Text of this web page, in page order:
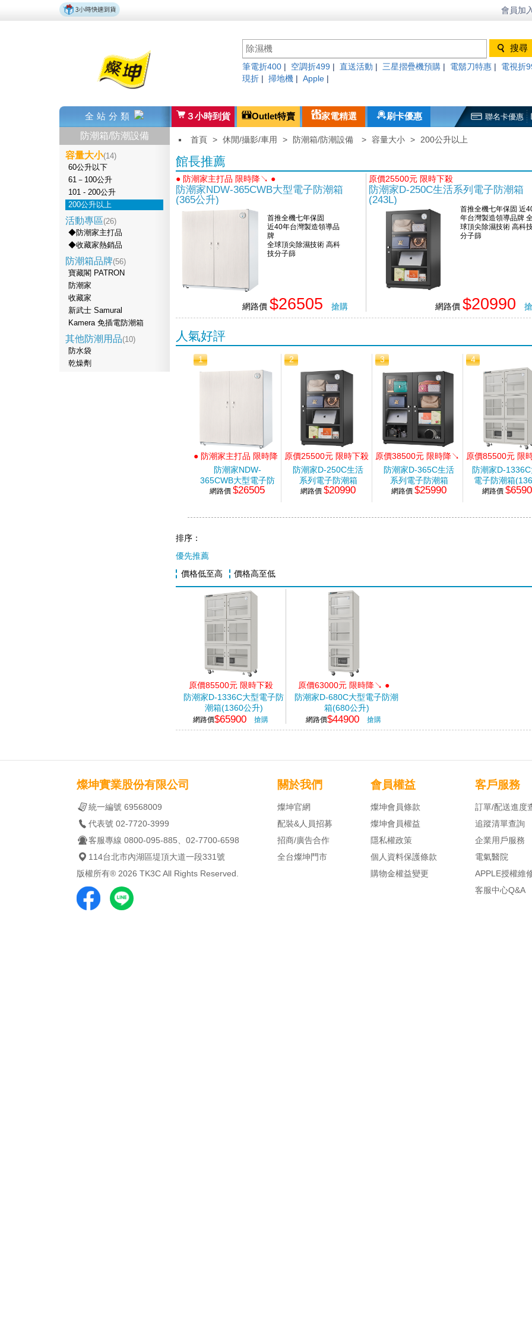
會員加
筆電折400 空調折499 直送活動 三星摺疊機預購 電鬍刀特惠
電視折
現折
掃地機 Apple
全站分類 ３小時到貨 Outlet特賣 家電精選 刷卡優惠 聯名卡優惠
防潮箱/防潮設備
容量大小(14)
60公升以下
61－100公升
101 - 200公升
200公升以上
活動專區(26)
◆防潮家主打品
◆收藏家熱銷品
防潮箱品牌(56)
寶藏閣 PATRON
防潮家
收藏家
新武士 Samural
Kamera 免插電防潮箱
其他防潮用品(10)
防水袋
乾燥劑
首頁 > 休閒/攝影/車用 > 防潮箱/防潮設備 > 容量大小 > 200公升以上
館長推薦
● 防潮家主打品 限時降↘ ●
防潮家NDW-365CWB大型電子防潮箱
(365公升)
首推全機七年保固
近40年台灣製造領導品
牌
全球頂尖除濕技術 高科
技分子篩
網路價 $26505 搶購
原價25500元 限時下殺
防潮家D-250C生活系列電子防潮箱
(243L)
首推全機七年保固 近
年台灣製造領導品牌
球頂尖除濕技術 高科
分子篩
網路價 $20990
人氣好評
1
● 防潮家主打品 限時降
↘ ●
防潮家NDW-
365CWB大型電子防
潮箱(365公升)
網路價$26505
2
原價25500元 限時下殺
防潮家D-250C生活
系列電子防潮箱
(243L)
網路價$20990
3
原價38500元 限時降↘
防潮家D-365C生活
系列電子防潮箱
(365L)
網路價$25990
4
原價85500元 限
防潮家D-
電子防潮箱
升)
網路價
排序：
優先推薦
價格低至高
價格高至低
原價85500元 限時下殺
防潮家D-1336C大型電子防
潮箱(1360公升)
網路價$65900 搶購
原價63000元 限時降↘ ●
防潮家D-680C大型電子防潮
箱(680公升)
網路價$44900 搶購